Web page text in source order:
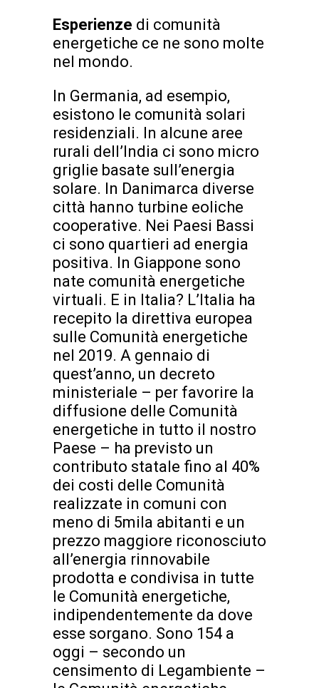
Esperienze di comunità
energetiche ce ne sono molte
nel mondo.
In Germania, ad esempio,
esistono le comunità solari
residenziali. In alcune aree
rurali dell’India ci sono micro
griglie basate sull’energia
solare. In Danimarca diverse
città hanno turbine eoliche
cooperative. Nei Paesi Bassi
ci sono quartieri ad energia
positiva. In Giappone sono
nate comunità energetiche
virtuali. E in Italia? L’Italia ha
recepito la direttiva europea
sulle Comunità energetiche
nel 2019. A gennaio di
quest’anno, un decreto
ministeriale – per favorire la
diffusione delle Comunità
energetiche in tutto il nostro
Paese – ha previsto un
contributo statale fino al 40%
dei costi delle Comunità
realizzate in comuni con
meno di 5mila abitanti e un
prezzo maggiore riconosciuto
all’energia rinnovabile
prodotta e condivisa in tutte
le Comunità energetiche,
indipendentemente da dove
esse sorgano. Sono 154 a
oggi – secondo un
censimento di Legambiente –